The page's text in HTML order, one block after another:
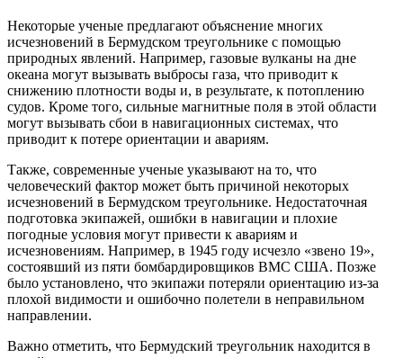
Некоторые ученые предлагают объяснение многих
исчезновений в Бермудском треугольнике с помощью
природных явлений. Например, газовые вулканы на дне
океана могут вызывать выбросы газа, что приводит к
снижению плотности воды и, в результате, к потоплению
судов. Кроме того, сильные магнитные поля в этой области
могут вызывать сбои в навигационных системах, что
приводит к потере ориентации и авариям.
Также, современные ученые указывают на то, что
человеческий фактор может быть причиной некоторых
исчезновений в Бермудском треугольнике. Недостаточная
подготовка экипажей, ошибки в навигации и плохие
погодные условия могут привести к авариям и
исчезновениям. Например, в 1945 году исчезло «звено 19»,
состоявший из пяти бомбардировщиков ВМС США. Позже
было установлено, что экипажи потеряли ориентацию из-за
плохой видимости и ошибочно полетели в неправильном
направлении.
Важно отметить, что Бермудский треугольник находится в